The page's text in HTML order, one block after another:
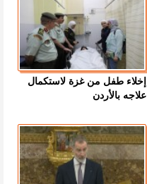
إخلاء طفل من غزة لاستكمال
علاجه بالأردن